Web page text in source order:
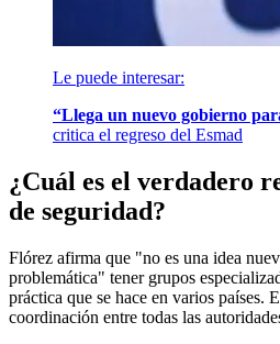
Le puede interesar:
“Llega un nuevo gobierno
critica el regreso del Esmad
¿Cuál es el verdadero
de seguridad?
Flórez afirma que "no es una idea
problemática" tener grupos
práctica que se hace en varios países.
coordinación entre todas las